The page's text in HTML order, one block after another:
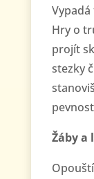
Hry o
projít
stezky
Žáby a